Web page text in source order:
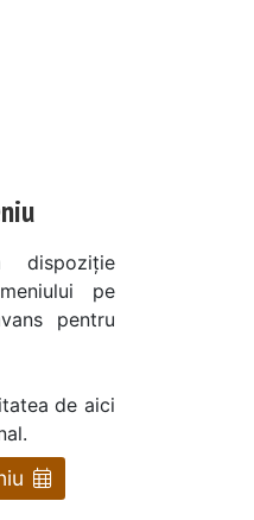
pe
pentru
de aici